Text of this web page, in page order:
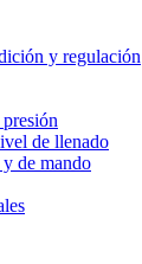
y regulación
de llenado
de mando